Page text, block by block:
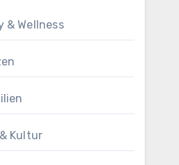
& Wellness
Kultur